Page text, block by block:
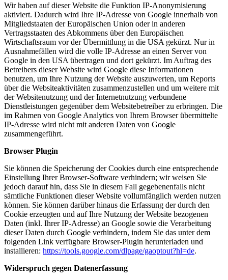
Wir haben auf dieser Website die Funktion IP-Anonymisierung
aktiviert. Dadurch wird Ihre IP-Adresse von Google innerhalb von
Mitgliedstaaten der Europäischen Union oder in anderen
Vertragsstaaten des Abkommens über den Europäischen
Wirtschaftsraum vor der Übermittlung in die USA gekürzt. Nur in
Ausnahmefällen wird die volle IP-Adresse an einen Server von
Google in den USA übertragen und dort gekürzt. Im Auftrag des
Betreibers dieser Website wird Google diese Informationen
benutzen, um Ihre Nutzung der Website auszuwerten, um Reports
über die Websiteaktivitäten zusammenzustellen und um weitere mit
der Websitenutzung und der Internetnutzung verbundene
Dienstleistungen gegenüber dem Websitebetreiber zu erbringen. Die
im Rahmen von Google Analytics von Ihrem Browser übermittelte
IP-Adresse wird nicht mit anderen Daten von Google
zusammengeführt.
Browser Plugin
Sie können die Speicherung der Cookies durch eine entsprechende
Einstellung Ihrer Browser-Software verhindern; wir weisen Sie
jedoch darauf hin, dass Sie in diesem Fall gegebenenfalls nicht
sämtliche Funktionen dieser Website vollumfänglich werden nutzen
können. Sie können darüber hinaus die Erfassung der durch den
Cookie erzeugten und auf Ihre Nutzung der Website bezogenen
Daten (inkl. Ihrer IP-Adresse) an Google sowie die Verarbeitung
dieser Daten durch Google verhindern, indem Sie das unter dem
folgenden Link verfügbare Browser-Plugin herunterladen und
installieren: https://tools.google.com/dlpage/gaoptout?hl=de.
Widerspruch gegen Datenerfassung